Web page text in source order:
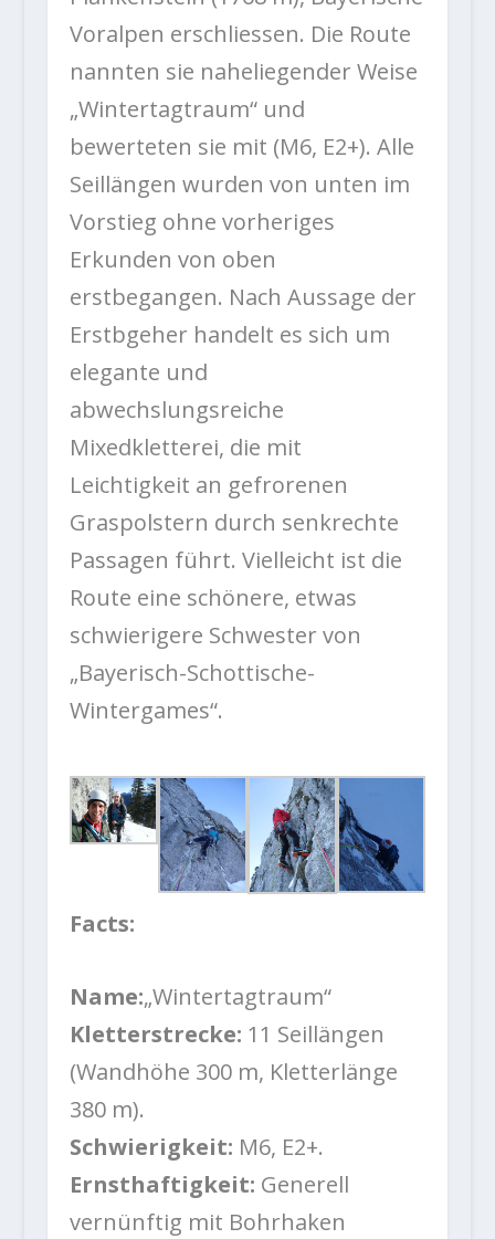
Voralpen erschliessen. Die Route
nannten sie naheliegender Weise
„Wintertagtraum“ und
bewerteten sie mit (M6, E2+). Alle
Seillängen wurden von unten im
Vorstieg ohne vorheriges
Erkunden von oben
erstbegangen. Nach Aussage der
Erstbgeher handelt es sich um
elegante und
abwechslungsreiche
Mixedkletterei, die mit
Leichtigkeit an gefrorenen
Graspolstern durch senkrechte
Passagen führt. Vielleicht ist die
Route eine schönere, etwas
schwierigere Schwester von
„Bayerisch-Schottische-
Wintergames“.
Facts:
Name:„Wintertagtraum“
Kletterstrecke: 11 Seillängen
(Wandhöhe 300 m, Kletterlänge
380 m).
Schwierigkeit: M6, E2+.
Ernsthaftigkeit: Generell
vernünftig mit Bohrhaken